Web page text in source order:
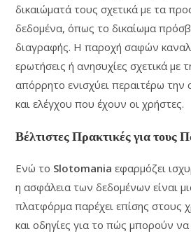
δικαιώματά τους σχετικά με τα
δεδομένα, όπως το δικαίωμα
διαγραφής. Η παροχή σαφών
ερωτήσεις ή ανησυχίες σχετικά με
απόρρητο ενισχύει περαιτέρω την
και ελέγχου που έχουν οι χρήστες.
Βέλτιστες Πρακτικές για τους
Ενώ το Slotomania εφαρμόζει
η ασφάλεια των δεδομένων είναι
πλατφόρμα παρέχει επίσης στους
και οδηγίες για το πώς μπορούν